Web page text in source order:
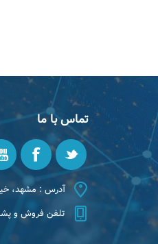
تماس با ما
آدرس : مشهد، خیابان
تلفن فروش و پشتیبانی